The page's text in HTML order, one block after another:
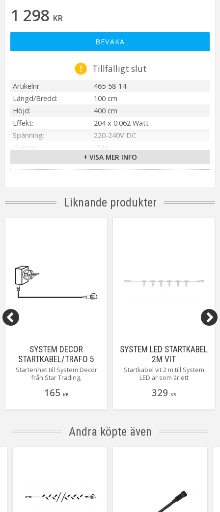
1 298 KR
BEVAKA
Tillfälligt slut
Artikelnr
465-58-14
Längd/Bredd
100 cm
Höjd
400 cm
Effekt
204 x 0.062 Watt
Spänning
220-240V DC
IP-klass
IP44
Svart
Ljuskälla
Ingår LED
Kallvit
120°
+ VISA MER INFO
Liknande produkter
SYSTEM DECOR
STARTKABEL/TRAFO 5
METER SVART
Startenhet till System Decor
från Star Trading,
svart kabel, kopplingsbar med
ditt hus, trädgård eller uteplats.
lätta att använda och dem har
tunn PVC kabel som är lätt att
165 KR
SYSTEM LED STARTKABEL
2M VIT
Startkabel vit 2 m till System
LED är som är ett
hållbara dekorationer.
livslängd och ger ett mycket
329 KR
Andra köpte även